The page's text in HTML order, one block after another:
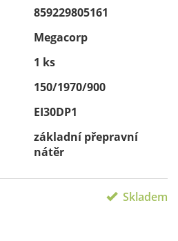
859229805161
Megacorp
1 ks
150/1970/900
EI30DP1
základní přepravní
nátěr
Skladem